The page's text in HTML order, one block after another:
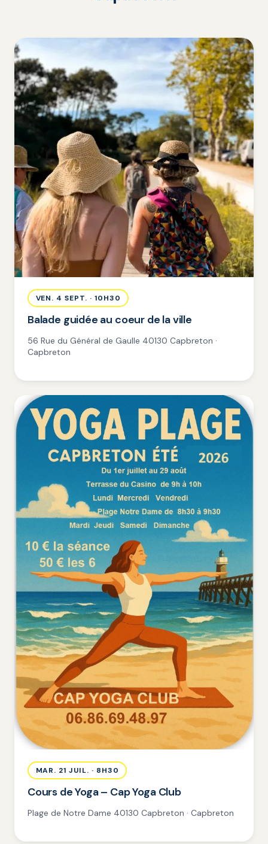
VEN. 4 SEPT. · 10H30
Balade guidée au coeur de la ville
56 Rue du Général de Gaulle 40130 Capbreton ·
Capbreton
MAR. 21 JUIL. · 8H30
Cours de Yoga – Cap Yoga Club
Plage de Notre Dame 40130 Capbreton · Capbreton